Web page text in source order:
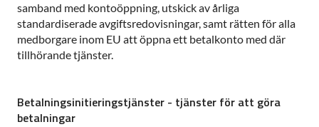
samband med kontoöppning, utskick av årliga
standardiserade avgiftsredovisningar, samt rätten för alla
medborgare inom EU att öppna ett betalkonto med där
tillhörande tjänster.
Betalningsinitieringstjänster - tjänster för att göra
betalningar